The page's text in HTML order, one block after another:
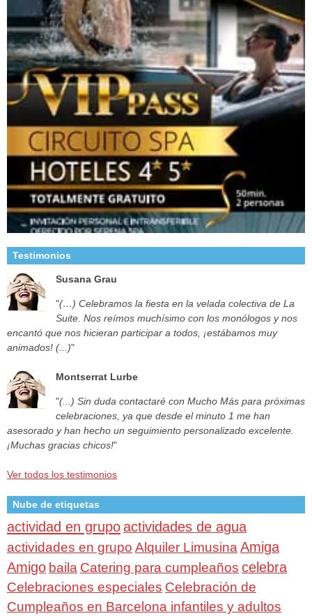
Testimonios
Susana Grau
"(…) Celebramos la fiesta en la velada colectiva de La
Suite. Nos reímos muchísimo con los monólogos y nos
encantó que nos hicieran participar a todos, ¡estábamos muy
animados! (...)"
Montserrat Lurbe
"(...) Sin duda contactaré con Mucho Más para próximas
celebraciones, ya que desde el minuto 1 me han
asesorado y han hecho un seguimiento personalizado excelente.
¡Muchas gracias chicos!"
Ver todos los testimonios
Nube de etiquetas
actividad en grupoactividades de agua
actividades en grupo Alquiler Limusina Amiga
Amigo baila Catering para cumpleaños celebra
Celebraciones especiales Celebración de
Cumpleaños en Barcelona infantiles y adultos